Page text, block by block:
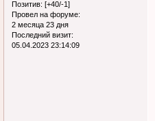
Позитив: [+40/-1]
Провел на форуме:
2 месяца 23 дня
Последний визит:
05.04.2023 23:14:09